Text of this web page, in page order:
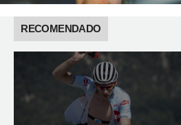
RECOMENDADO